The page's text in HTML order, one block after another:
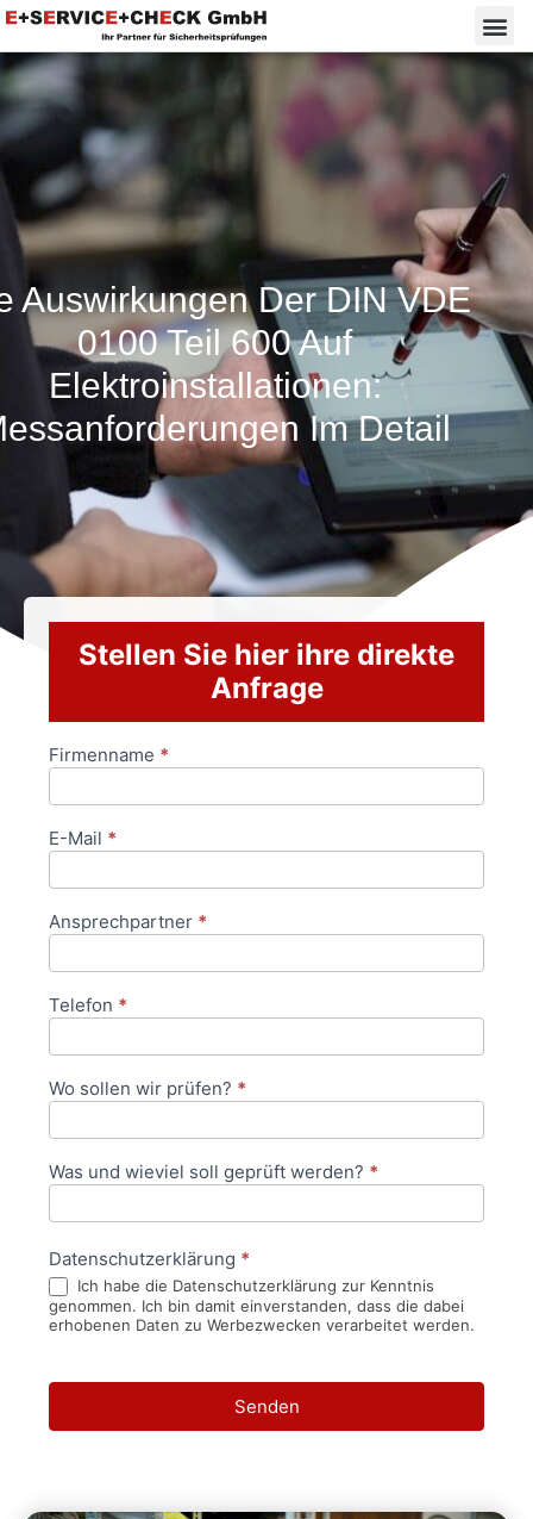
Auswirkungen Der DIN VDE
0100 Teil 600 Auf
Elektroinstallationen:
Im Detail
Stellen Sie hier ihre direkte
Anfrage
Anfrageformular
Firmenname *
E-Mail *
Ansprechpartner *
Telefon *
Wo sollen wir prüfen? *
Was und wieviel soll geprüft werden? *
Datenschutzerklärung *
Ich habe die Datenschutzerklärung zur Kenntnis
genommen. Ich bin damit einverstanden, dass die dabei
erhobenen Daten zu Werbezwecken verarbeitet werden.
Senden